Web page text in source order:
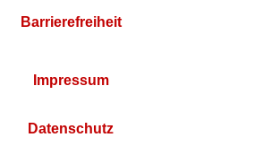
Barrierefreiheit
Impressum
Datenschutz